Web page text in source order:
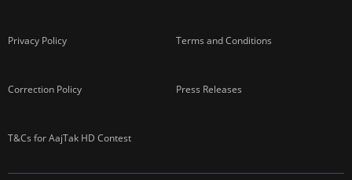
Privacy Policy Terms and Conditions
Correction Policy Press Releases
T&Cs for AajTak HD Contest